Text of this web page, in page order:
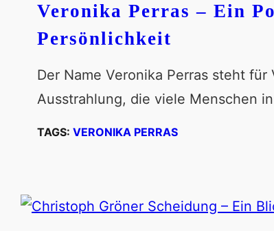
Veronika Perras – Ein
Persönlichkeit
Der Name Veronika Perras steht
Ausstrahlung, die viele Menschen
TAGS: VERONIKA PERRAS